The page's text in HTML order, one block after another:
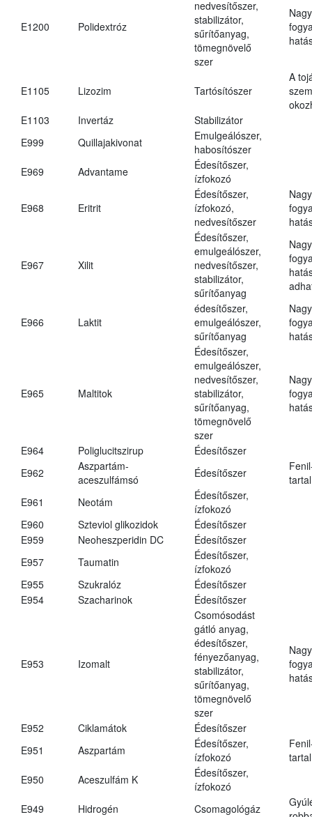
E1200 Polidextróz
nedvesítőszer,
stabilizátor,
sűrítőanyag,
tömegnövelő
szer
E1105 Lizozim Tartósítószer
A
E1103
Invertáz
Stabilizátor
E999
Quillajakivonat
Emulgeálószer,
habosítószer
E969
Advantame
Édesítőszer,
ízfokozó
E968 Eritrit
Édesítőszer,
ízfokozó,
nedvesítőszer
E967 Xilit
Édesítőszer,
emulgeálószer,
nedvesítőszer,
stabilizátor,
sűrítőanyag
E966 Laktit
édesítőszer,
emulgeálószer,
sűrítőanyag
E965 Maltitok
Édesítőszer,
emulgeálószer,
nedvesítőszer,
stabilizátor,
sűrítőanyag,
tömegnövelő
szer
E964 Poliglucitszirup
Édesítőszer
E962
Aszpartám-
aceszulfámsó
Édesítőszer
E961
Neotám
Édesítőszer,
ízfokozó
E960
Szteviol glikozidok
Édesítőszer
E959
Neoheszperidin DC
Édesítőszer
E957
Taumatin
Édesítőszer,
ízfokozó
E955
Szukralóz
Édesítőszer
E954
Szacharinok Édesítőszer
E953 Izomalt
Csomósodást
gátló anyag,
édesítőszer,
fényezőanyag,
stabilizátor,
sűrítőanyag,
tömegnövelő
szer
E952 Ciklamátok
Édesítőszer
E951
Aszpartám
Édesítőszer,
ízfokozó
E950
Aceszulfám K
Édesítőszer,
ízfokozó
E949
Hidrogén Csomagológáz